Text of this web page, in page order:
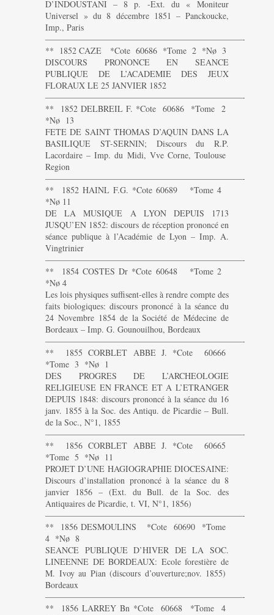
D’INDOUSTANI – 8 p. -Ext. du « Moniteur
Universel » du 8 décembre 1851 – Panckoucke,
Imp., Paris
———————————————————————-
** 1852 CAZE *Cote 60686 *Tome 2 *Nø 3
DISCOURS PRONONCE EN SEANCE
PUBLIQUE DE L’ACADEMIE DES JEUX
FLORAUX LE 25 JANVIER 1852
———————————————————————-
** 1852 DELBREIL F. *Cote 60686 *Tome 2
*Nø 13
FETE DE SAINT THOMAS D’AQUIN DANS LA
BASILIQUE ST-SERNIN; Discours du R.P.
Lacordaire – Imp. du Midi, Vve Corne, Toulouse
Region
———————————————————————-
** 1852 HAINL F.G. *Cote 60689 *Tome 4
*Nø 11
DE LA MUSIQUE A LYON DEPUIS 1713
JUSQU’EN 1852: discours de réception prononcé en
séance publique à l’Académie de Lyon – Imp. A.
Vingtrinier
———————————————————————-
** 1854 COSTES Dr *Cote 60648 *Tome 2
*Nø 4
Les lois physiques suffisent-elles à rendre compte des
faits biologiques: discours prononcé à la séance du
24 Novembre 1854 de la Société de Médecine de
Bordeaux – Imp. G. Gounouilhou, Bordeaux
———————————————————————-
** 1855 CORBLET ABBE J. *Cote 60666
*Tome 3 *Nø 1
DES PROGRES DE L’ARCHEOLOGIE
RELIGIEUSE EN FRANCE ET A L’ETRANGER
DEPUIS 1848: discours prononcé à la séance du 16
janv. 1855 à la Soc. des Antiqu. de Picardie – Bull.
de la Soc., N°1, 1855
———————————————————————-
** 1856 CORBLET ABBE J. *Cote 60665
*Tome 5 *Nø 11
PROJET D’UNE HAGIOGRAPHIE DIOCESAINE:
Discours d’installation prononcé à la séance du 8
janvier 1856 – (Ext. du Bull. de la Soc. des
Antiquaires de Picardie, t. VI, N°1, 1856)
———————————————————————-
** 1856 DESMOULINS *Cote 60690 *Tome
4 *Nø 8
SEANCE PUBLIQUE D’HIVER DE LA SOC.
LINEENNE DE BORDEAUX: Ecole forestière de
M. Ivoy au Pian (discours d’ouverture;nov. 1855)
Bordeaux
———————————————————————-
** 1856 LARREY Bn *Cote 60668 *Tome 4